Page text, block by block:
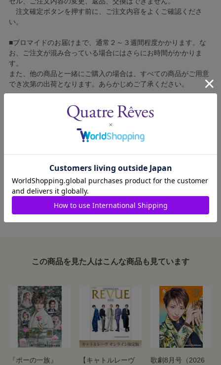
注文確定ボタンを押す前に、ご注文内容をよくご確認くださ
い。
■ブロマイドのお届けまで、通常２～３週間程度かかります。な
お、ご注文が混み合っている場合にはさらにお時間がかかりま
す。
また、他の商品と一緒にご購入の場合は、すべての商品がご用意
でき次第の出荷となります。あらかじめご了承ください。
■コンビニ決済をご利用の場合はご入金確認後の製造となりま
■ブロマイドの個包装はしておりません。
■ブロマイドに不良がございましたら、良品と交換いたしますの
で、お手数ですが弊社カスタマーセンターへご連絡ください。
1608014-021
この商品を見た人はこんな商品も見ています
『ポーの一族』
【キャトルレーヴ
歌劇8月号（2026